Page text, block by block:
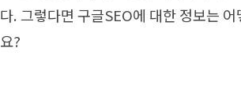
다. 그렇다면 구글SEO에 대한 정보는
요?